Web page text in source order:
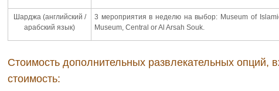
Шарджа (английский /
арабский язык)
3 мероприятия в неделю на выбор: Museum of
Museum, Central or Al Arsah Souk.
Стоимость дополнительных развлекательных
стоимость: